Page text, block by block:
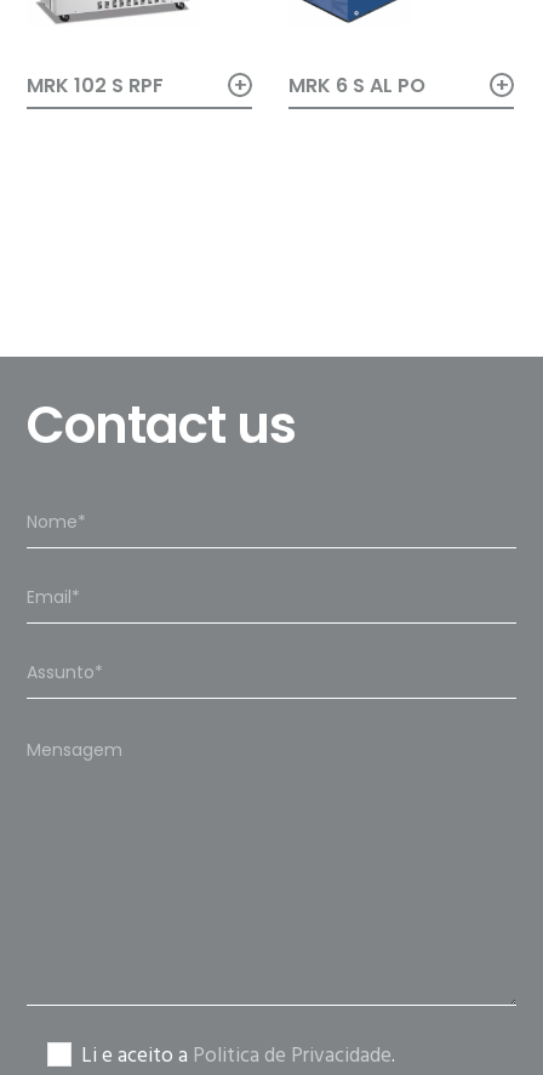
MRK 102 S RPF + MRK 6 S AL PO +
Contact us
Please
Li e aceito a Politica de Privacidade.